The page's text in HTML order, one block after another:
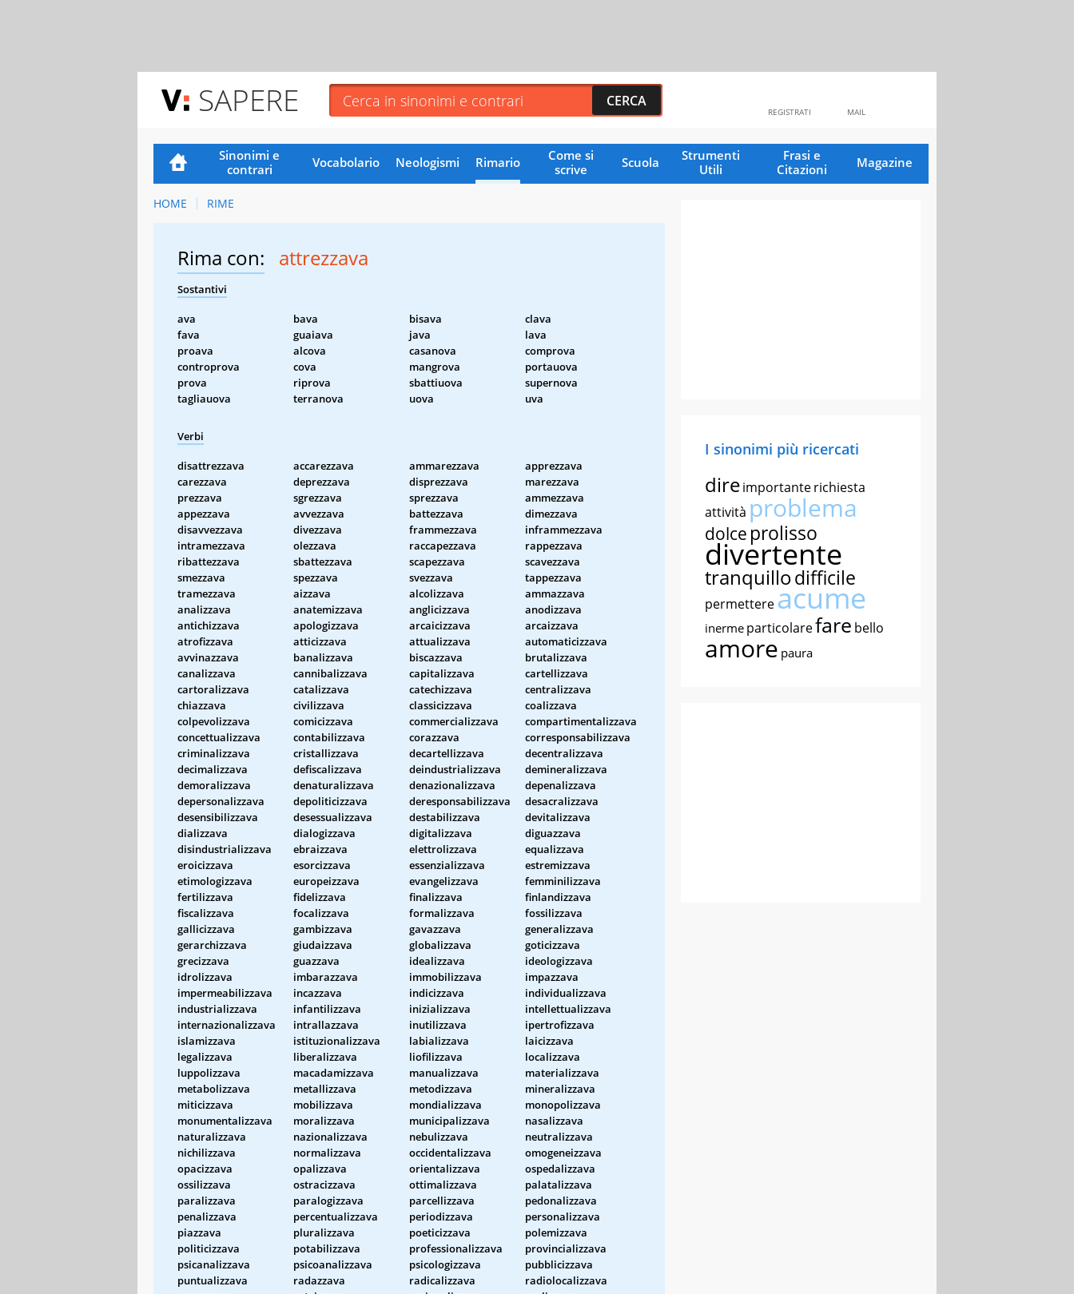
SAPERE MAIL
REGISTRATI
Sinonimi e
contrari
Vocabolario Neologismi Rimario
Come si
scrive
Scuola
Strumenti
Utili
Frasi e
Citazioni
Magazine
HOME RIME
Rima con: attrezzava
Sostantivi
ava bava bisava
clava
fava
guaiava java
lava
proava
alcova casanova
comprova
controprova
cova mangrova
portauova
prova
riprova sbattiuova
supernova
tagliauova
terranova uova uva
Verbi
disattrezzava accarezzava ammarezzava
apprezzava
carezzava
deprezzava disprezzava
marezzava
prezzava
sgrezzava sprezzava
ammezzava
appezzava
avvezzava battezzava
dimezzava
disavvezzava
divezzava frammezzava
inframmezzava
intramezzava
olezzava raccapezzava
rappezzava
ribattezzava
sbattezzava scapezzava
scavezzava
smezzava
spezzava svezzava
tappezzava
tramezzava
aizzava alcolizzava
ammazzava
analizzava
anatemizzava anglicizzava
anodizzava
antichizzava
apologizzava arcaicizzava
arcaizzava
atrofizzava
atticizzava attualizzava
automaticizzava
avvinazzava
banalizzava biscazzava
brutalizzava
canalizzava
cannibalizzava capitalizzava
cartellizzava
cartoralizzava
catalizzava catechizzava
centralizzava
chiazzava
civilizzava classicizzava
coalizzava
colpevolizzava
comicizzava commercializzava
compartimentalizzava
concettualizzava
contabilizzava corazzava
corresponsabilizzava
criminalizzava
cristallizzava decartellizzava
decentralizzava
decimalizzava
defiscalizzava deindustrializzava
demineralizzava
demoralizzava
denaturalizzava denazionalizzava
depenalizzava
depersonalizzava
depoliticizzava deresponsabilizzava
desacralizzava
desensibilizzava
desessualizzava destabilizzava
devitalizzava
dializzava
dialogizzava digitalizzava
diguazzava
disindustrializzava
ebraizzava elettrolizzava
equalizzava
eroicizzava
esorcizzava essenzializzava
estremizzava
etimologizzava
europeizzava evangelizzava
femminilizzava
fertilizzava
fidelizzava finalizzava
finlandizzava
fiscalizzava
focalizzava formalizzava
fossilizzava
gallicizzava
gambizzava gavazzava
generalizzava
gerarchizzava
giudaizzava globalizzava
goticizzava
grecizzava
guazzava idealizzava
ideologizzava
idrolizzava
imbarazzava immobilizzava
impazzava
impermeabilizzava
incazzava indicizzava
individualizzava
industrializzava
infantilizzava inizializzava
intellettualizzava
internazionalizzava
intrallazzava inutilizzava
ipertrofizzava
islamizzava
istituzionalizzava labializzava
laicizzava
legalizzava
liberalizzava liofilizzava
localizzava
luppolizzava
macadamizzava manualizzava
materializzava
metabolizzava
metallizzava metodizzava
mineralizzava
miticizzava
mobilizzava mondializzava
monopolizzava
monumentalizzava
moralizzava municipalizzava
nasalizzava
naturalizzava
nazionalizzava nebulizzava
neutralizzava
nichilizzava
normalizzava occidentalizzava
omogeneizzava
opacizzava
opalizzava orientalizzava
ospedalizzava
ossilizzava
ostracizzava ottimalizzava
palatalizzava
paralizzava
paralogizzava parcellizzava
pedonalizzava
penalizzava
percentualizzava periodizzava
personalizzava
piazzava
pluralizzava poeticizzava
polemizzava
politicizzava
potabilizzava professionalizzava
provincializzava
psicanalizzava
psicoanalizzava psicologizzava
pubblicizzava
puntualizzava
radazzava radicalizzava
radiolocalizzava
I sinonimi più ricercati
direimportanterichiesta
attività problema
dolce prolisso
divertente
tranquillodifficile
permettereacume
inerme particolarefare bello
amore paura